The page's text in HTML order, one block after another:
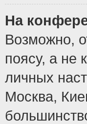
На
Возможно,
поясу, а не
личных
Москва,